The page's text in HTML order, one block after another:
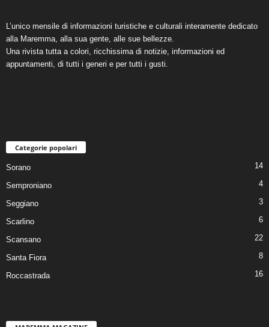
L’unico mensile di informazioni turistiche e culturali interamente dedicato
alla Maremma, alla sua gente, alle sue bellezze.
Una rivista tutta a colori, ricchissima di notizie, informazioni ed
appuntamenti, di tutti i generi e per tutti i gusti.
Categorie popolari
Sorano 14
Semproniano 4
Seggiano 3
Scarlino 6
Scansano 22
Santa Fiora 8
Roccastrada 16